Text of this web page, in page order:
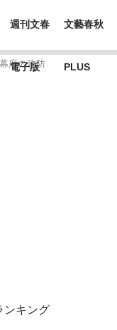
週刊文春
電子版
文藝春秋
PLUS
府の攻防
ンキング